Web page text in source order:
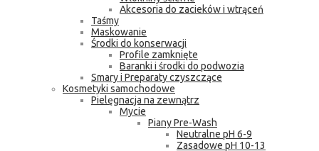
Akcesoria do zacieków i wtrąceń
Taśmy
Maskowanie
Środki do konserwacji
Profile zamknięte
Baranki i środki do podwozia
Smary i Preparaty czyszczące
Kosmetyki samochodowe
Pielęgnacja na zewnątrz
Mycie
Piany Pre-Wash
Neutralne pH 6-9
Zasadowe pH 10-13